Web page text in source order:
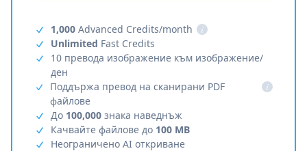
1,000 Advanced Credits/month
i
Unlimited Fast Credits
10 превода изображение към изображение/
ден
Поддържа превод на сканирани PDF
файлове
i
До 100,000 знака наведнъж
Качвайте файлове до 100 MB
Неограничено AI откриване